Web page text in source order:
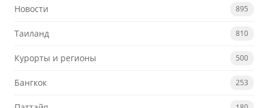
Новости 895
Таиланд 810
Курорты и регионы 500
Бангкок 253